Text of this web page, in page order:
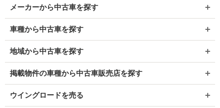
メーカーから中古車を探す
車種から中古車を探す
地域から中古車を探す
掲載物件の車種から中古車販売店を探す
ウイングロードを売る